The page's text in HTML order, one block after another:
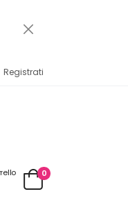
Registrati
0